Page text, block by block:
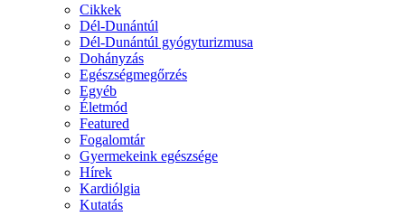
Cikkek
Dél-Dunántúl
Dél-Dunántúl gyógyturizmusa
Dohányzás
Egészségmegőrzés
Egyéb
Életmód
Featured
Fogalomtár
Gyermekeink egészsége
Hírek
Kardiólgia
Kutatás